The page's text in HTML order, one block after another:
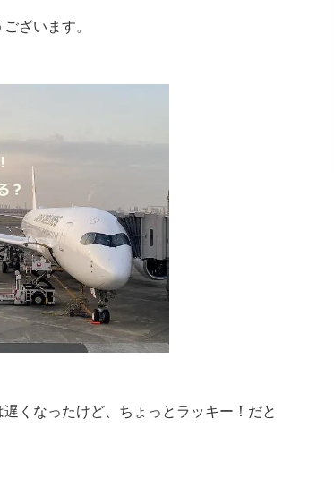
ざいます。
くなったけど、ちょっとラッキー！だと